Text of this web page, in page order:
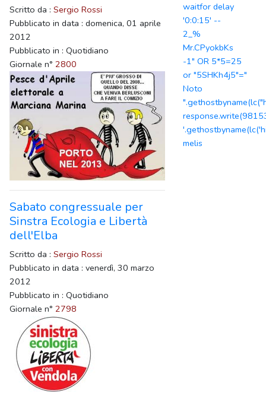
Scritto da : Sergio Rossi
Pubblicato in data : domenica, 01 aprile
2012
Pubblicato in : Quotidiano
Giornale n° 2800
Sabato congressuale per
Sinstra Ecologia e Libertà
dell'Elba
Scritto da : Sergio Rossi
Pubblicato in data : venerdì, 30 marzo
2012
Pubblicato in : Quotidiano
Giornale n° 2798
waitfor delay
'0:0:15' --
2_%
Mr.CPyokbKs
-1" OR 5*5=25
or "5SHKh4j5"="
Noto
melis